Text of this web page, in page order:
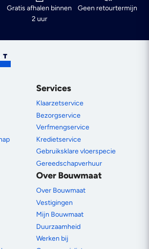
Gratis afhalen binnen
2 uur
Geen retourtermijn
Services
Klaarzetservice
Bezorgservice
Verfmengservice
Kredietservice
Gebruiksklare vloerspecie
Gereedschapverhuur
Over Bouwmaat
Over Bouwmaat
Vestigingen
Mijn Bouwmaat
Duurzaamheid
Werken bij